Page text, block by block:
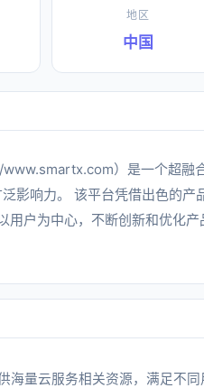
地区
中国
www.smartx.com）是一个超融
影响力。 该平台凭借出色的产
用户为中心，不断创新和优化
海量云服务相关资源，满足不同